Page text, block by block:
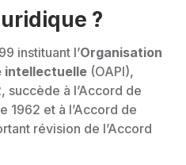
?
instituant l’Organisation
intellectuelle (OAPI),
à l’Accord de
1962 et à l’Accord de
révision de l’Accord